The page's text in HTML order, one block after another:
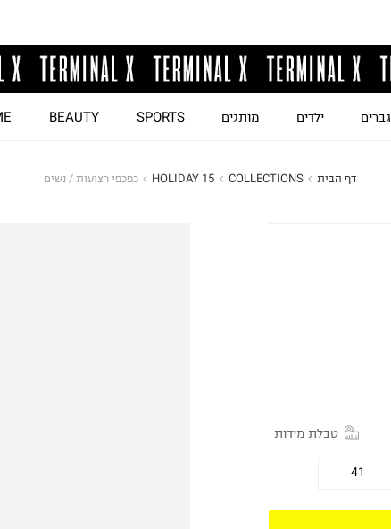
גברים ילדים מותגים SPORTS
BEAUTY
דף הבית COLLECTIONS
HOLIDAY 15 כפכפי רצועות / נשים
טבלת מידות
41